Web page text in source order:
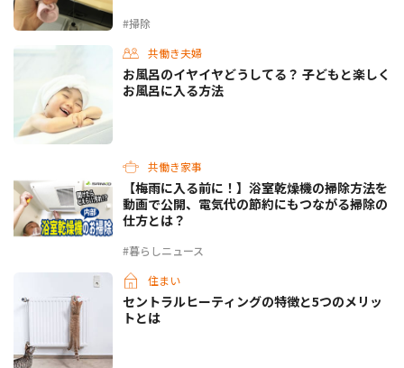
#掃除
共働き夫婦
お風呂のイヤイヤどうしてる？ 子どもと楽しく
お風呂に入る方法
共働き家事
#暮らしニュース
【梅雨に入る前に！】浴室乾燥機の掃除方法を
動画で公開、電気代の節約にもつながる掃除の
仕方とは？
住まい
セントラルヒーティングの特徴と5つのメリッ
トとは